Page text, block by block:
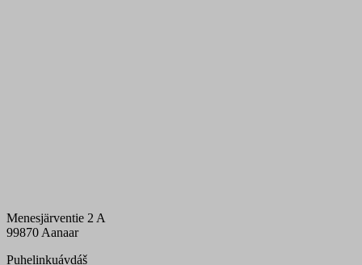
Menesjärventie 2 A
99870 Aanaar
Puhelinkuávdáš